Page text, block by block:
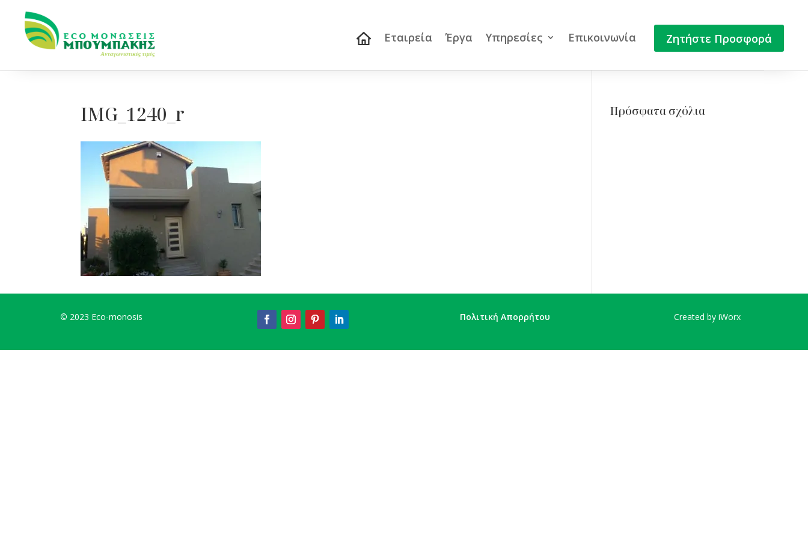
Εταιρεία Έργα Υπηρεσίες Επικοινωνία Ζητήστε Προσφορά
IMG_1240_r Πρόσφατα σχόλια
© 2023 Eco-monosis Πολιτική Απορρήτου Created by iWorx